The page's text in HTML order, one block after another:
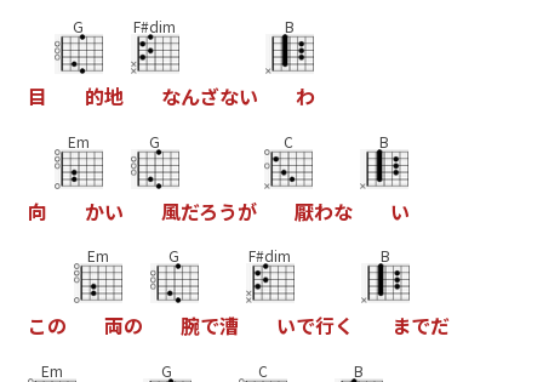
目
G
的地
F#dim
なんざない
B
わ
向
Em
かい
G
風だろうが
C
厭わな
B
い
この
Em
両の
G
腕で漕
F#dim
いで行く
B
までだ
Em G C B